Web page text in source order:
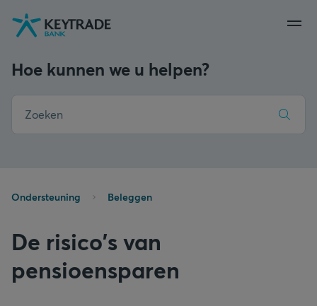
Naar
navigatie
Naar
aanmelden
Naar
inhoud
Hoe kunnen we u helpen?
Ondersteuning Beleggen
De risico's van
pensioensparen